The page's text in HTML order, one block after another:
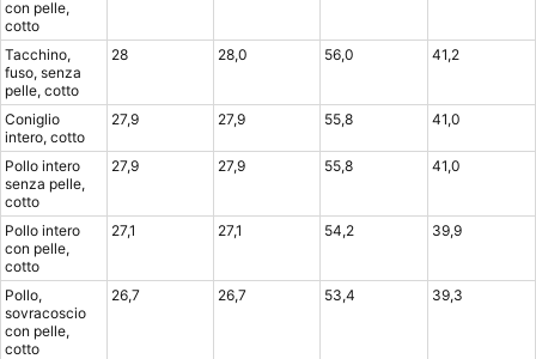
con pelle,
cotto
Tacchino,
fuso, senza
pelle, cotto
28 28,0 56,0 41,2
Coniglio
intero, cotto
27,9 27,9 55,8 41,0
Pollo intero
senza pelle,
cotto
27,9 27,9 55,8 41,0
Pollo intero
con pelle,
cotto
27,1 27,1 54,2 39,9
Pollo,
sovracoscio
con pelle,
cotto
26,7 26,7 53,4 39,3